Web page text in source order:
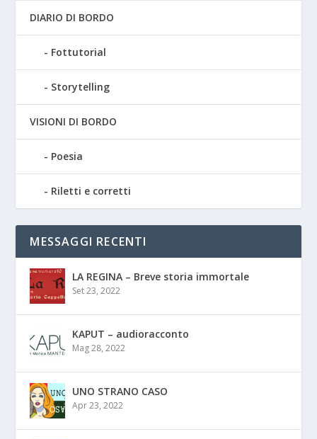
DIARIO DI BORDO
Fottutorial
Storytelling
VISIONI DI BORDO
Poesia
Riletti e corretti
MESSAGGI RECENTI
LA REGINA – Breve storia immortale
Set 23, 2022
KAPUT – audioracconto
Mag 28, 2022
UNO STRANO CASO
Apr 23, 2022